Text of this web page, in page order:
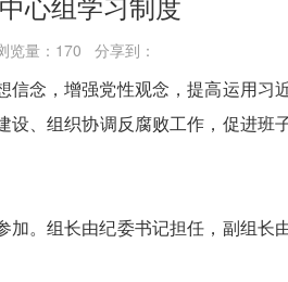
量： 170 分享到：
念，增强党性观念，提高运用习
、组织协调反腐败工作，促进班
。组长由纪委书记担任，副组长